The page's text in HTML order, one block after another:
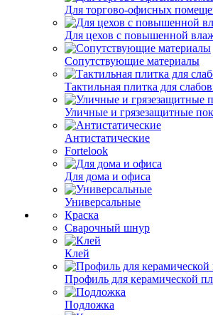
Для торгово-офисных
Для цехов с повышенной
Сопутствующие материалы
Тактильная плитка для
Уличные и грязезащитные
Антистатические
Fortelook
Для дома и офиса
Универсальные
Краска
Сварочный шнур
Клей
Профиль для керамической
Подложка